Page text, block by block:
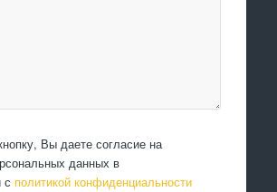
Вы даете согласие на
данных в
с политикой конфиденциальности